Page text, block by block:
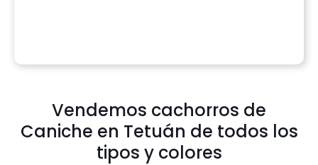
Vendemos cachorros de
Caniche en Tetuán de todos los
tipos y colores